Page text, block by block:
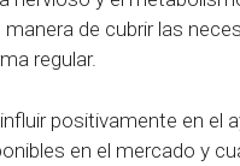
de cubrir las
regular.
positivamente en el
en el mercado y